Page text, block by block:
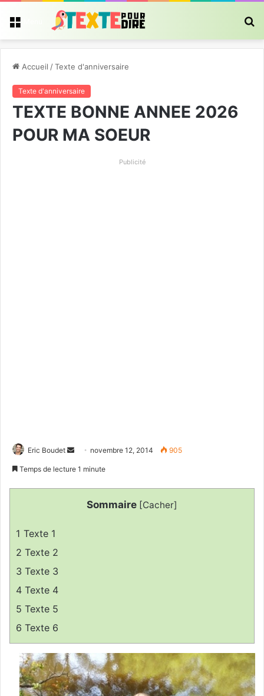
Accueil /Texte d'anniversaire
Texte d'anniversaire
TEXTE BONNE ANNEE 2026
POUR MA SOEUR
Publicité
Eric Boudet
e
l
novembre 12, 2014 905
Temps de lecture 1 minute
Sommaire [Cacher]
1 Texte 1
2 Texte 2
3 Texte 3
4 Texte 4
5 Texte 5
6 Texte 6